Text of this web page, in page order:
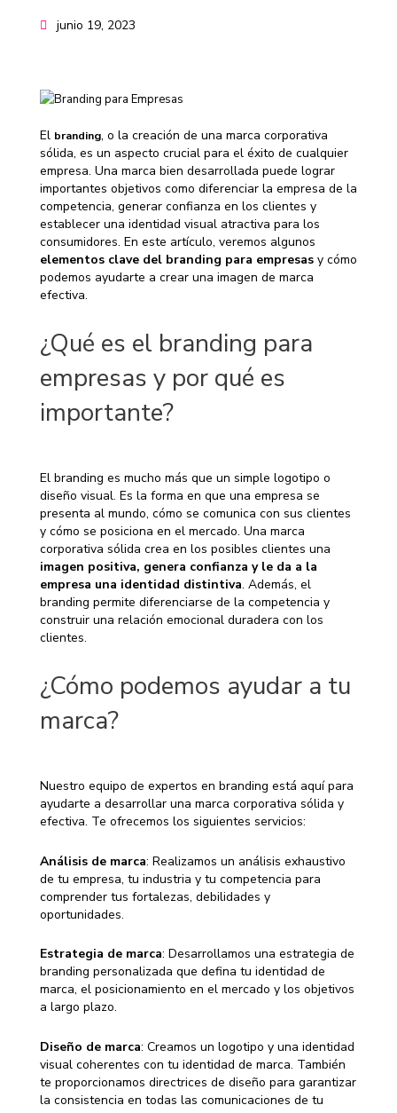
junio 19, 2023
El branding, o la creación de una marca corporativa
sólida, es un aspecto crucial para el éxito de cualquier
empresa. Una marca bien desarrollada puede lograr
importantes objetivos como diferenciar la empresa de la
competencia, generar confianza en los clientes y
establecer una identidad visual atractiva para los
consumidores. En este artículo, veremos algunos
elementos clave del branding para empresasy cómo
podemos ayudarte a crear una imagen de marca
efectiva.
¿Qué es el branding para
empresas y por qué es
importante?
El branding es mucho más que un simple logotipo o
diseño visual. Es la forma en que una empresa se
presenta al mundo, cómo se comunica con sus clientes
y cómo se posiciona en el mercado. Una marca
corporativa sólida crea en los posibles clientes una
imagen positiva, genera confianza y le da a la
empresa una identidad distintiva. Además, el
branding permite diferenciarse de la competencia y
construir una relación emocional duradera con los
clientes.
¿Cómo podemos ayudar a tu
marca?
Nuestro equipo de expertos en branding está aquí para
ayudarte a desarrollar una marca corporativa sólida y
efectiva. Te ofrecemos los siguientes servicios:
Análisis de marca: Realizamos un análisis exhaustivo
de tu empresa, tu industria y tu competencia para
comprender tus fortalezas, debilidades y
oportunidades.
Estrategia de marca: Desarrollamos una estrategia de
branding personalizada que defina tu identidad de
marca, el posicionamiento en el mercado y los objetivos
a largo plazo.
Diseño de marca: Creamos un logotipo y una identidad
visual coherentes con tu identidad de marca. También
te proporcionamos directrices de diseño para garantizar
la consistencia en todas las comunicaciones de tu